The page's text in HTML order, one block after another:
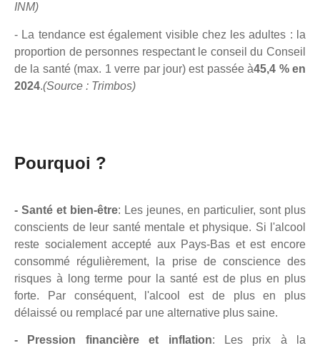
INM)
- La tendance est également visible chez les adultes : la
proportion de personnes respectant le conseil du Conseil
de la santé (max. 1 verre par jour) est passée à45,4 % en
2024.(Source : Trimbos)
Pourquoi ?
- Santé et bien-être: Les jeunes, en particulier, sont plus
conscients de leur santé mentale et physique. Si l'alcool
reste socialement accepté aux Pays-Bas et est encore
consommé régulièrement, la prise de conscience des
risques à long terme pour la santé est de plus en plus
forte. Par conséquent, l'alcool est de plus en plus
délaissé ou remplacé par une alternative plus saine.
- Pression financière et inflation: Les prix à la